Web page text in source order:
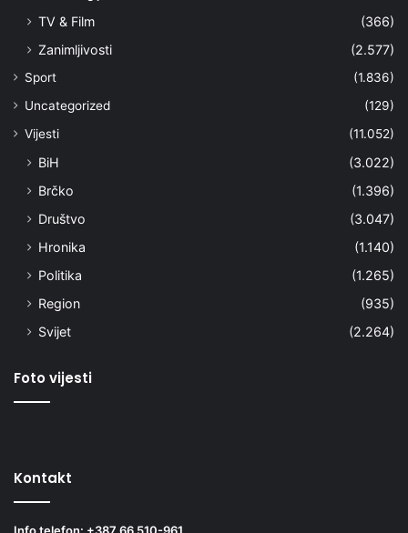
TV & Film
(366)
Zanimljivosti
(2.577)
Sport
(1.836)
Uncategorized
(129)
Vijesti
(11.052)
BiH
(3.022)
Brčko
(1.396)
Društvo
(3.047)
Hronika
(1.140)
Politika
(1.265)
Region
(935)
Svijet
(2.264)
Foto vijesti
Kontakt